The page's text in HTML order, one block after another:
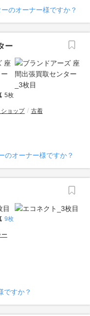
のオーナー様ですか？
ー
5枚
ョップ 古着
のオーナー様ですか？
9枚
ー
ですか？